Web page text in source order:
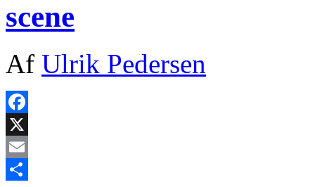
scene
Af Ulrik Pedersen
Facebook
X
Email